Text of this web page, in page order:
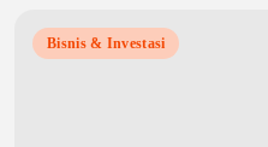
Bisnis & Investasi